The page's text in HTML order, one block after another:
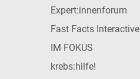
Expert:innenforum
Fast Facts Interactive
IM FOKUS
krebs:hilfe!